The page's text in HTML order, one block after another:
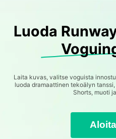
Luoda
Laita kuvas, valitse voguista
luoda dramaattinen tekoälyn
Shorts, muoti